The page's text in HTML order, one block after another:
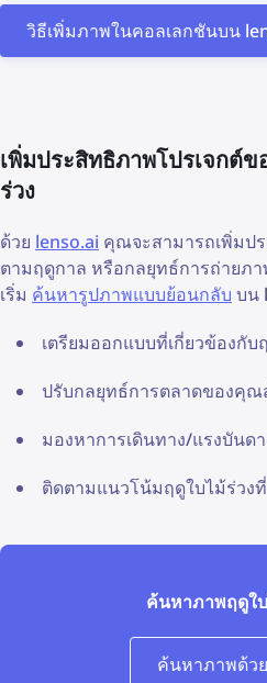
วิธีเพิ่มภาพในคอลเลกชันบน
เพิ่มประสิทธิภาพโปรเจกต์
ร่วง
ด้วย lenso.ai คุณจะสามารถเพิ่มป
ตามฤดูกาล หรือกลยุทธ์การถ่ายภ
เริ่ม ค้นหารูปภาพแบบย้อนกลับ บน
เตรียมออกแบบที่เกี่ยวข้องกับ
ปรับกลยุทธ์การตลาดของคุณ
มองหาการเดินทาง/แรงบันด
ติดตามแนวโน้มฤดูใบไม้ร่วง
ค้นหาภาพฤดูใ
ค้นหาภาพด้ว